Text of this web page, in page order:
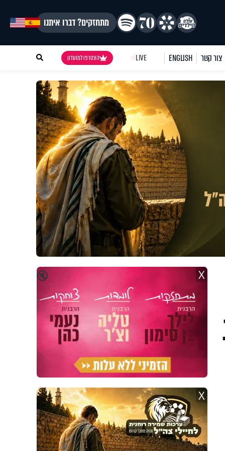
מתחזקים? דברו איתנו
צור קשר ENGLISH
LIVE הצטרפו למועדון
🔇 X
X